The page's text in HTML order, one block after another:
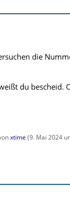
die
du bescheid.
xtime (9. Mai 2024